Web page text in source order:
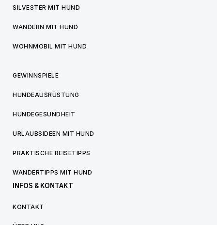
SILVESTER MIT HUND
WANDERN MIT HUND
WOHNMOBIL MIT HUND
GEWINNSPIELE
HUNDEAUSRÜSTUNG
HUNDEGESUNDHEIT
URLAUBSIDEEN MIT HUND
PRAKTISCHE REISETIPPS
WANDERTIPPS MIT HUND
INFOS & KONTAKT
KONTAKT